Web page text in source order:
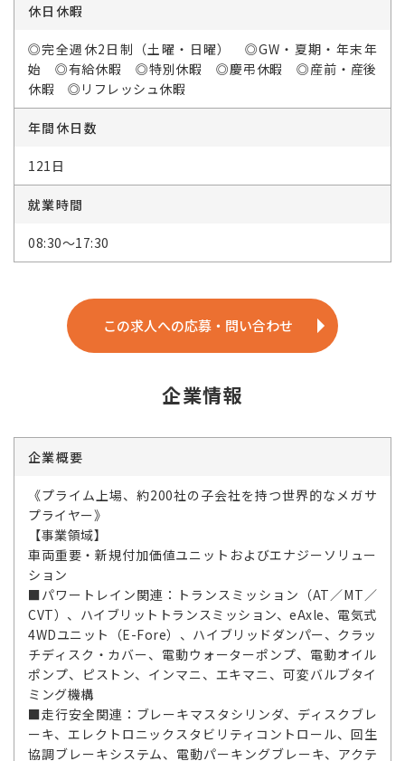
休日休暇
◎完全週休2日制（土曜・日曜） ◎GW・夏期・年末年
始 ◎有給休暇 ◎特別休暇 ◎慶弔休暇 ◎産前・産後
休暇 ◎リフレッシュ休暇
年間休日数
121日
就業時間
08:30～17:30
この求人への応募・問い合わせ
企業情報
企業概要
《プライム上場、約200社の子会社を持つ世界的なメガサ
プライヤー》
【事業領域】
車両重要・新規付加価値ユニットおよびエナジーソリュー
ション
■パワートレイン関連：トランスミッション（AT／MT／
CVT）、ハイブリットトランスミッション、eAxle、電気式
4WDユニット（E-Fore）、ハイブリッドダンパー、クラッ
チディスク・カバー、電動ウォーターポンプ、電動オイル
ポンプ、ピストン、インマニ、エキマニ、可変バルブタイ
ミング機構
■走行安全関連：ブレーキマスタシリンダ、ディスクブレ
ーキ、エレクトロニックスタビリティコントロール、回生
協調ブレーキシステム、電動パーキングブレーキ、アクテ